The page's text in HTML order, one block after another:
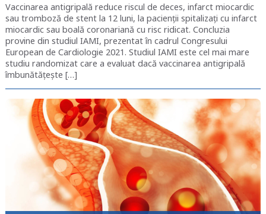
Vaccinarea antigripală reduce riscul de deces, infarct miocardic
sau tromboză de stent la 12 luni, la pacienții spitalizați cu infarct
miocardic sau boală coronariană cu risc ridicat. Concluzia
provine din studiul IAMI, prezentat în cadrul Congresului
European de Cardiologie 2021. Studiul IAMI este cel mai mare
studiu randomizat care a evaluat dacă vaccinarea antigripală
îmbunătățește […]